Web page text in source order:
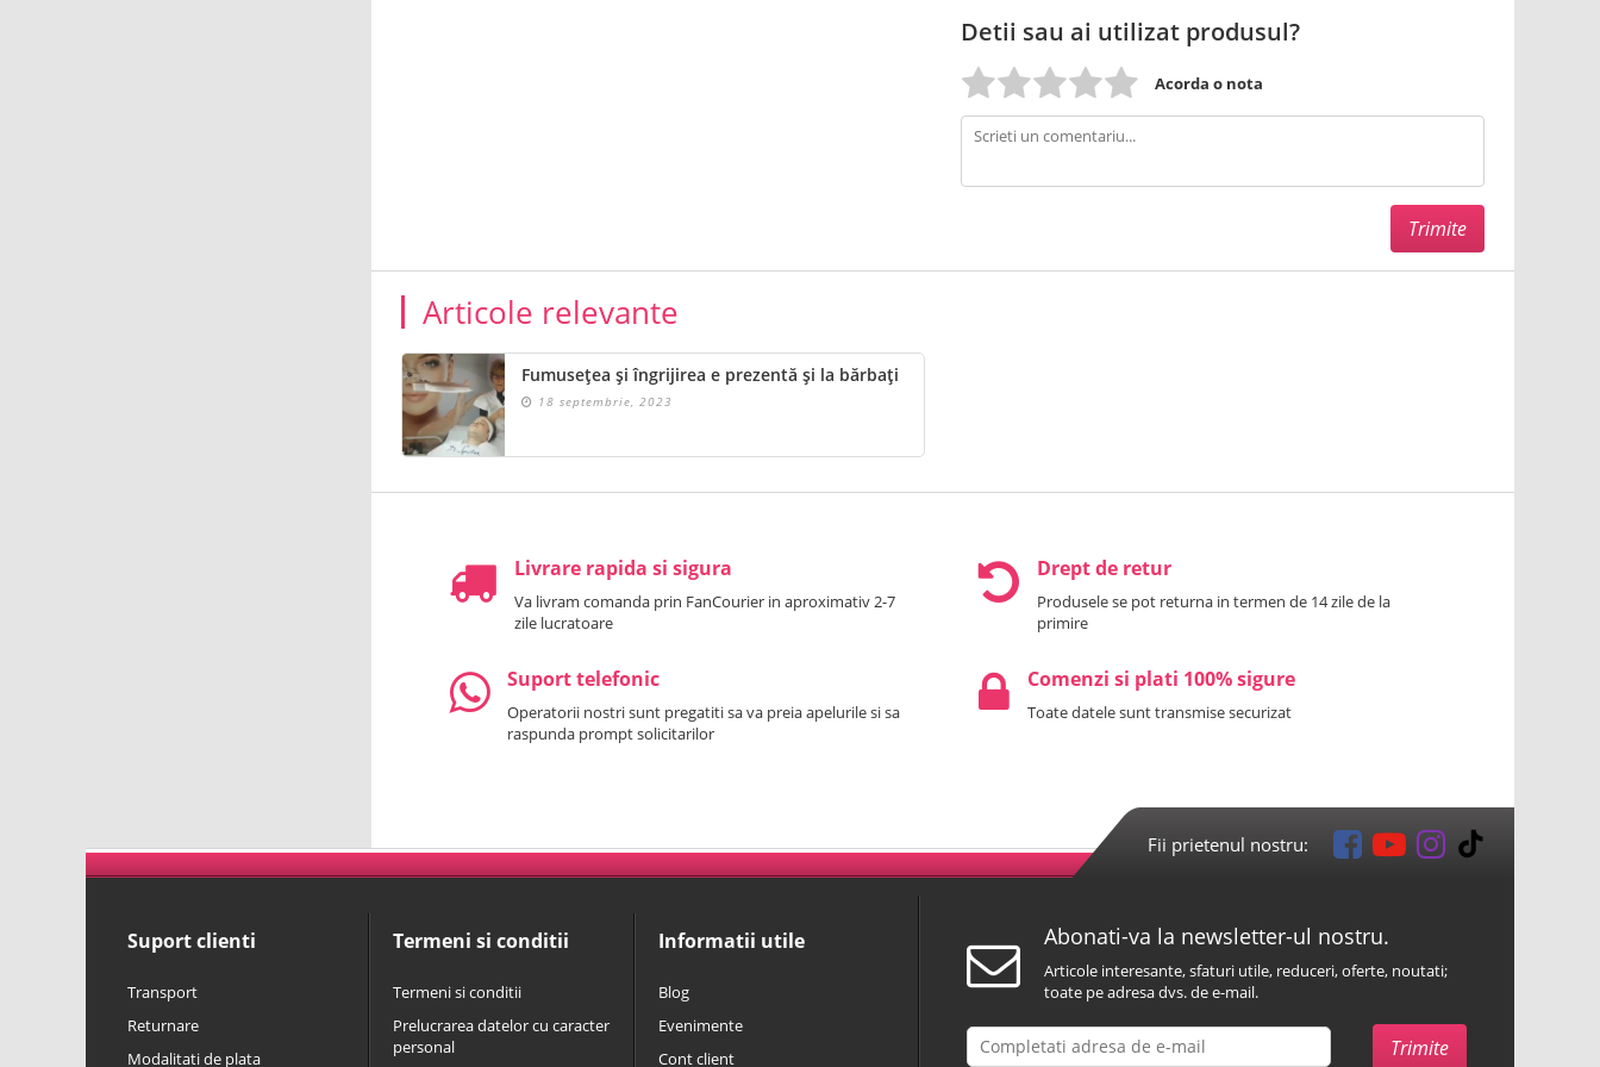
Detii sau ai utilizat produsul?
Acorda o nota
Articole relevante
Fumusețea și îngrijirea e prezentă și la bărbați
18 septembrie, 2023
Livrare rapida si sigura
Va livram comanda prin FanCourier in aproximativ 2-7
zile lucratoare
Drept de retur
Produsele se pot returna in termen de 14 zile de la
primire
Suport telefonic
Operatorii nostri sunt pregatiti sa va preia apelurile si sa
raspunda prompt solicitarilor
Comenzi si plati 100% sigure
Toate datele sunt transmise securizat
Fii prietenul nostru:
Suport clienti
Transport
Returnare
Modalitati de plata
Termeni si conditii
Termeni si conditii
Prelucrarea datelor cu caracter
personal
Informatii utile
Blog
Evenimente
Cont client
Abonati-va la newsletter-ul nostru.
Articole interesante, sfaturi utile, reduceri, oferte, noutati;
toate pe adresa dvs. de e-mail.